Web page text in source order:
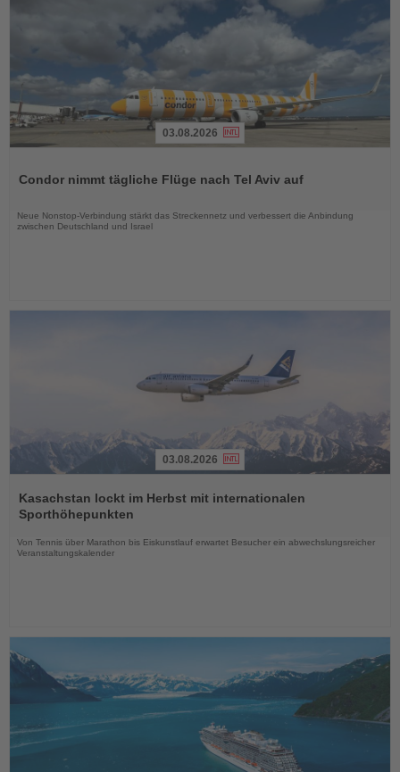
die
03.08.2026
Condor nimmt tägliche Flüge nach Tel Aviv auf
Neue Nonstop-Verbindung stärkt das Streckennetz und verbessert die Anbindung
zwischen Deutschland und Israel
Sie
die
Nachrichten
03.08.2026
Kasachstan lockt im Herbst mit internationalen
Sporthöhepunkten
Von Tennis über Marathon bis Eiskunstlauf erwartet Besucher ein abwechslungsreicher
Veranstaltungskalender